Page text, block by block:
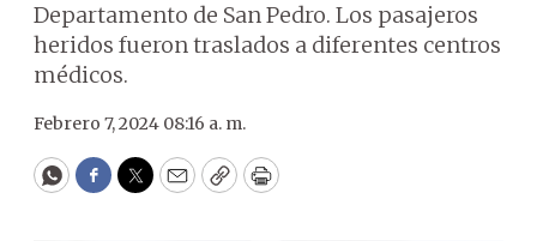
Departamento de San Pedro. Los pasajeros
heridos fueron traslados a diferentes centros
médicos.
Febrero 7, 2024 08:16 a. m.
WhatsApp
Facebook
Twitter
EmailCopyPrint